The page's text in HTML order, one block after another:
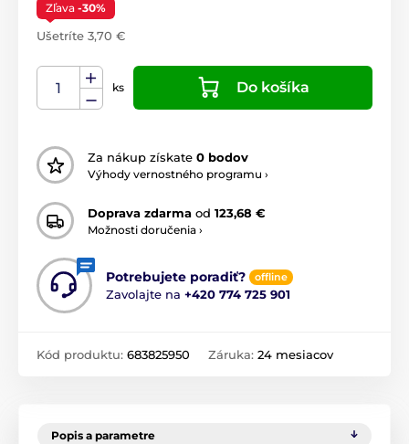
Zľava -30%
Ušetríte 3,70 €
ks Do košíka
Za nákup získate 0 bodov
Výhody vernostného programu ›
Doprava zdarma od 123,68 €
Možnosti doručenia ›
Potrebujete poradiť? offline
Zavolajte na +420 774 725 901
Kód produktu: 683825950 Záruka: 24 mesiacov
Popis a parametre